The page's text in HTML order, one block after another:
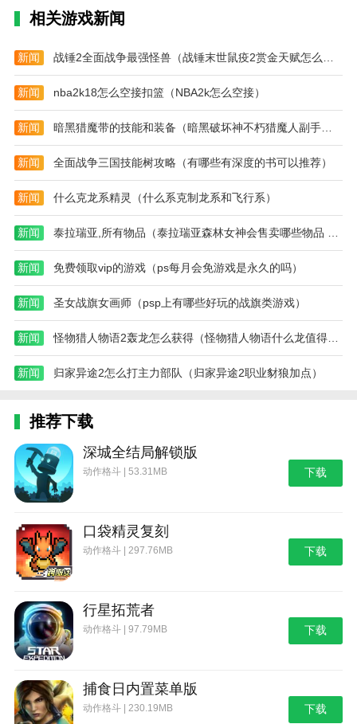
2.是一款专门提供电子商务服务的购物软件。你可以通
3.还有专门的团购服务，和别人一起购物更划算。它还
会每天给你推荐很多性价比高的东西。可以选择什么时
候买，也可以直接搜索找到想买的东西。
4.专业团队精选上万款优惠商品，618返利让你选择下
单。可以毫不犹豫的直接买。
相关游戏新闻
新闻 战锤2全面战争最强怪兽（战锤末世鼠疫2赏金天赋怎么点）
新闻 nba2k18怎么空接扣篮（NBA2k怎么空接）
新闻 暗黑猎魔带的技能和装备（暗黑破坏神不朽猎魔人副手选择）
新闻 全面战争三国技能树攻略（有哪些有深度的书可以推荐）
新闻 什么克龙系精灵（什么系克制龙系和飞行系）
新闻
新闻 免费领取vip的游戏（ps每月会免游戏是永久的吗）
新闻 圣女战旗女画师（psp上有哪些好玩的战旗类游戏）
新闻 怪物猎人物语2轰龙怎么获得（怪物猎人物语什么龙值得培养）
新闻 归家异途2怎么打主力部队（归家异途2职业豺狼加点）
推荐下载
深城全结局解锁版
动作格斗 | 53.31MB 下载
口袋精灵复刻
动作格斗 | 297.76MB 下载
行星拓荒者
动作格斗 | 97.79MB 下载
捕食日内置菜单版
动作格斗 | 230.19MB 下载